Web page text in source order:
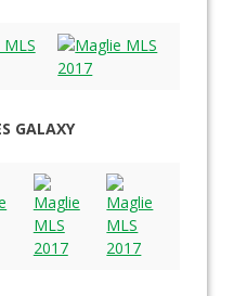
GALAXY